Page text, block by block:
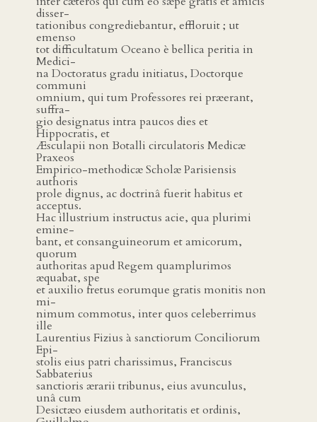
disser-
tationibus congrediebantur, effloruit ; ut
emenso
tot difficultatum Oceano è bellica peritia in
Medici-
na Doctoratus gradu initiatus, Doctorque
communi
omnium, qui tum Professores rei præerant,
suffra-
gio designatus intra paucos dies et
Hippocratis, et
Æsculapii non Botalli circulatoris Medicæ
Praxeos
Empirico-methodicæ Scholæ Parisiensis
authoris
prole dignus, ac doctrinâ fuerit habitus et
acceptus.
Hac illustrium instructus acie, qua plurimi
emine-
bant, et consanguineorum et amicorum,
quorum
authoritas apud Regem quamplurimos
æquabat, spe
et auxilio fretus eorumque gratis monitis non
mi-
nimum commotus, inter quos celeberrimus
ille
Laurentius Fizius à sanctiorum Conciliorum
Epi-
stolis eius patri charissimus, Franciscus
Sabbaterius
sanctioris ærarii tribunus, eius avunculus,
unâ cum
Desictæo eiusdem authoritatis et ordinis,